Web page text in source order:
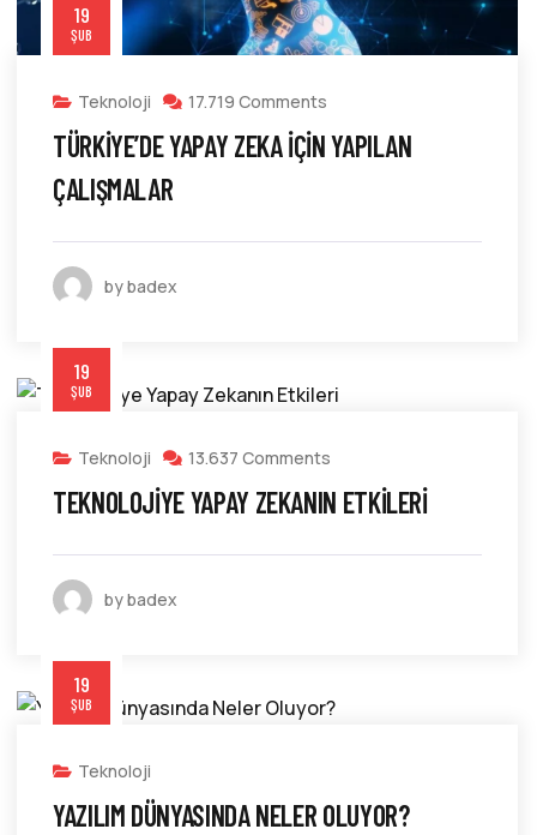
19
ŞUB
Teknoloji 17.719 Comments
TÜRKIYE’DE YAPAY ZEKA İÇIN YAPILAN
ÇALIŞMALAR
by badex
19
ŞUB
Teknoloji 13.637 Comments
TEKNOLOJIYE YAPAY ZEKANIN ETKILERI
by badex
19
ŞUB
Teknoloji
YAZILIM DÜNYASINDA NELER OLUYOR?